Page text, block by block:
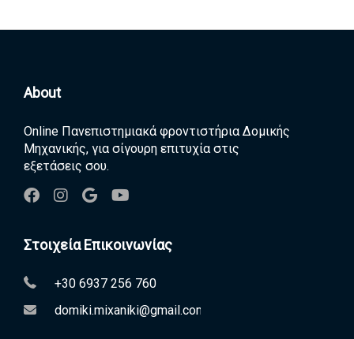
About
Online Πανεπιστημιακά φροντιστήρια Δομικής
Μηχανικής, για σίγουρη επιτυχία στις
εξετάσεις σου.
Στοιχεία Επικοινωνίας
+30 6937 256 760
domiki.mixaniki@gmail.com